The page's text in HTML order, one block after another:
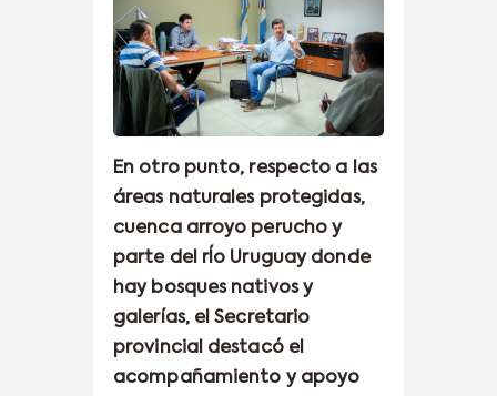
En otro punto, respecto a las
áreas naturales protegidas,
cuenca arroyo perucho y
parte del rÍo Uruguay donde
hay bosques nativos y
galerías, el Secretario
provincial destacó el
acompañamiento y apoyo